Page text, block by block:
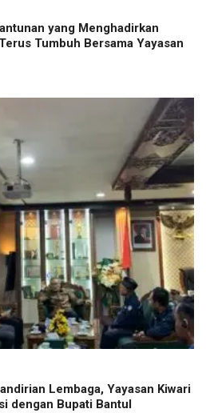
yang Menghadirkan
Tumbuh Bersama Yayasan
Lembaga, Yayasan Kiwari
dengan Bupati Bantul